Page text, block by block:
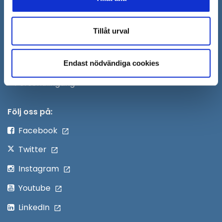
Tillåt urval
Endast nödvändiga cookies
i
fönster
Anslagstavla
Skicka faktura till Södertälje kommun
Personalingång
Följ oss på:
Facebook
Twitter
Instagram
Youtube
LinkedIn